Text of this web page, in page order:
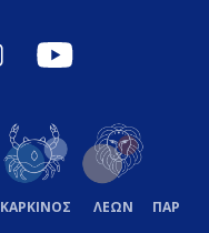
ΚΑΡΚΙΝΟΣ ΛΕΩΝ